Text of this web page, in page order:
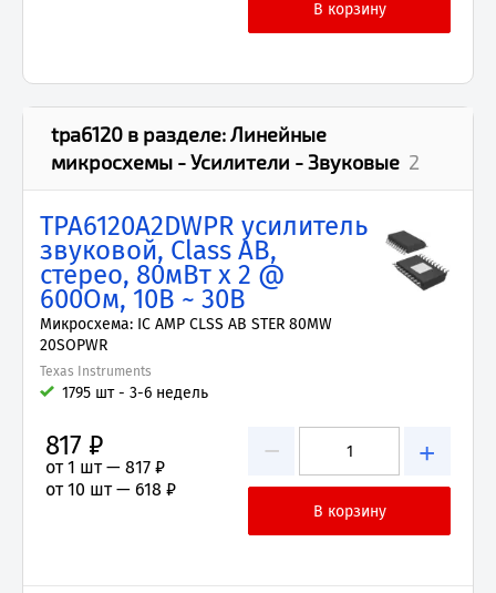
tpa6120 в разделе:Линейные
микросхемы - Усилители - Звуковые 2
TPA6120A2DWPR усилитель
звуковой, Class AB,
стерео, 80мВт x 2 @
600Ом, 10В ~ 30В
Микросхема: IC AMP CLSS AB STER 80MW
20SOPWR
Texas Instruments
1795 шт - 3-6 недель
− +
817 ₽
от 1 шт — 817 ₽
от 10 шт — 618 ₽